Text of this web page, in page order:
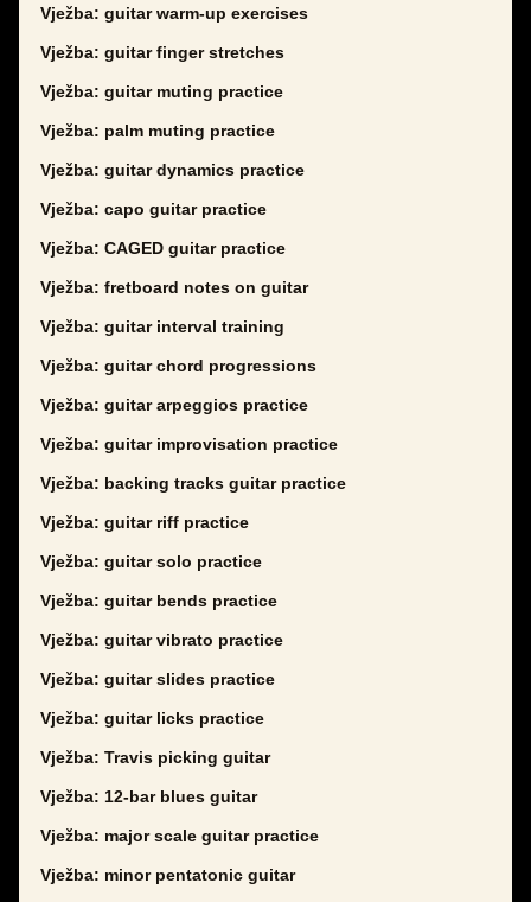
Vježba: guitar warm-up exercises
Vježba: guitar finger stretches
Vježba: guitar muting practice
Vježba: palm muting practice
Vježba: guitar dynamics practice
Vježba: capo guitar practice
Vježba: CAGED guitar practice
Vježba: fretboard notes on guitar
Vježba: guitar interval training
Vježba: guitar chord progressions
Vježba: guitar arpeggios practice
Vježba: guitar improvisation practice
Vježba: backing tracks guitar practice
Vježba: guitar riff practice
Vježba: guitar solo practice
Vježba: guitar bends practice
Vježba: guitar vibrato practice
Vježba: guitar slides practice
Vježba: guitar licks practice
Vježba: Travis picking guitar
Vježba: 12-bar blues guitar
Vježba: major scale guitar practice
Vježba: minor pentatonic guitar